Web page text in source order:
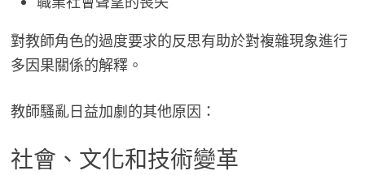
對教師角色的過度要求的反思有助於對複雜現象進行
多因果關係的解釋。
教師騷亂日益加劇的其他原因：
社會、文化和技術變革